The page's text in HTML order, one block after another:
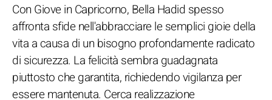
Con Giove in Capricorno, Bella Hadid spesso
affronta sfide nell'abbracciare le semplici gioie della
vita a causa di un bisogno profondamente radicato
di sicurezza. La felicità sembra guadagnata
piuttosto che garantita, richiedendo vigilanza per
essere mantenuta. Cerca realizzazione